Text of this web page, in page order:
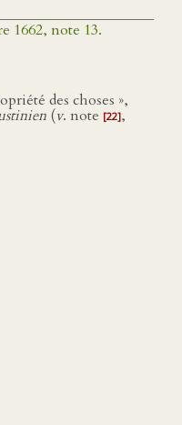
1662, note 13.
des choses »,
(v. note [22],